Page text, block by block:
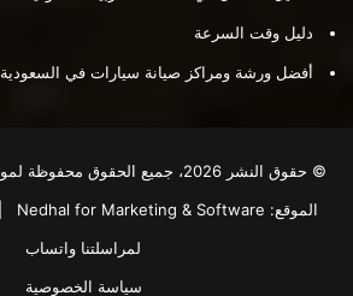
دليل وقت السرعة
أفضل ورشة ومراكز صيانة سيارات في السعودية
© حقوق النشر 2026، جميع الحقوق محفوظة لموقع
الموقع: Nedhal for Marketing & Software
لمراسلتنا واتساب
سياسة الخصوصية